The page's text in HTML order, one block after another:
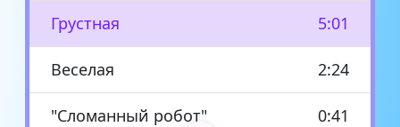
Грустная 5:01
Веселая 2:24
"Сломанный робот" 0:41